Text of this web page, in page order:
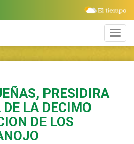
PRESIDIRA
LA DECIMO
DE LOS